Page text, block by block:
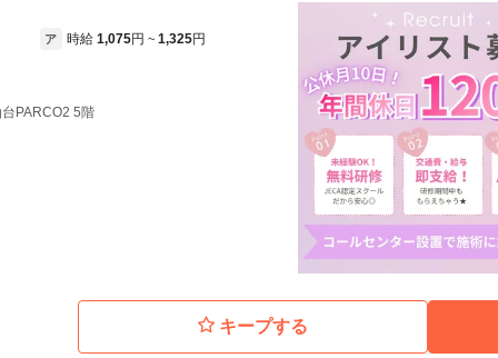
ア 時給 1,075円 ~ 1,325円
PARCO2 5階
キープする